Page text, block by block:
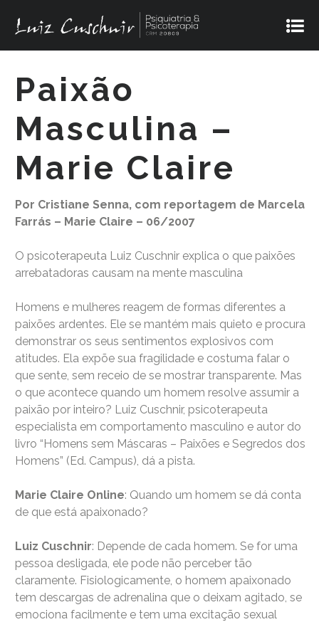
Paixão
Masculina –
Marie Claire
Por Cristiane Senna, com reportagem de Marcela
Farrás – Marie Claire – 06/2007
O psicoterapeuta Luiz Cuschnir explica o que paixões
arrebatadoras causam na mente masculina
Homens e mulheres reagem de formas diferentes a
paixões ardentes. Ele se mantém mais quieto e procura
demonstrar os seus sentimentos explosivos com
atitudes. Ela expõe sua fragilidade e costuma falar o
que sente, sem receio de se mostrar transparente. Mas
o que acontece quando um homem resolve assumir a
paixão por inteiro? Luiz Cuschnir, psicoterapeuta
especialista em comportamento masculino e autor do
livro “Homens sem Máscaras – Paixões e Segredos dos
Homens” (Ed. Campus), dá a pista.
Marie Claire Online: Quando um homem se dá conta
de que está apaixonado?
Luiz Cuschnir: Depende de cada homem. Se for uma
pessoa desligada, ele pode não perceber tão
claramente. Fisiologicamente, o homem apaixonado
tem descargas de adrenalina que o deixam agitado, se
emociona facilmente e tem uma excitação sexual